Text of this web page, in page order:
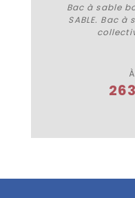
Bac à sable
SABLE. Bac